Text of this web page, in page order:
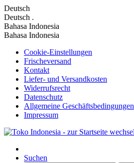
Deutsch
Deutsch .
Bahasa Indonesia
Bahasa Indonesia
Cookie-Einstellungen
Frischeversand
Kontakt
Liefer- und Versandkosten
Widerrufsrecht
Datenschutz
Allgemeine Geschäftsbedingungen
Impressum
Suchen